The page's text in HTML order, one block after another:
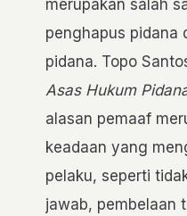
merupakan salah
penghapus pidana
pidana. Topo
Asas Hukum
alasan pemaaf
keadaan yang
pelaku, seperti
jawab, pembelaan